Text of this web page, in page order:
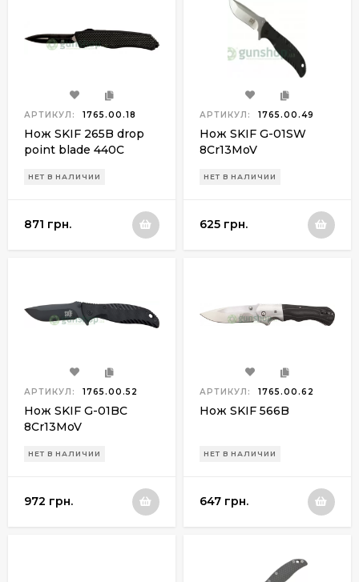
АРТИКУЛ: 1765.00.18
Нож SKIF 265B drop
point blade 440С
НЕТ В НАЛИЧИИ
871 грн.
АРТИКУЛ: 1765.00.49
Нож SKIF G-01SW
8Cr13MoV
НЕТ В НАЛИЧИИ
625 грн.
АРТИКУЛ: 1765.00.52
Нож SKIF G-01BC
8Cr13MoV
НЕТ В НАЛИЧИИ
972 грн.
АРТИКУЛ: 1765.00.62
Нож SKIF 566B
НЕТ В НАЛИЧИИ
647 грн.